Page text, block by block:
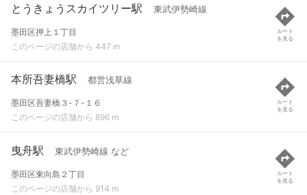
とうきょうスカイツリー駅 東武伊勢崎線
墨田区押上１丁目
このページの店舗から 447 m
ルート
を見る
本所吾妻橋駅 都営浅草線
墨田区吾妻橋３-７-１６
このページの店舗から 896 m
ルート
を見る
曳舟駅 東武伊勢崎線 など
墨田区東向島２丁目
このページの店舗から 914 m
ルート
を見る